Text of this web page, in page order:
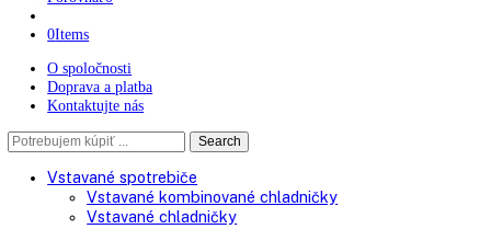
Skladovanie výbušných látok
Porovnať
0Items
O spoločnosti
Doprava a platba
Search